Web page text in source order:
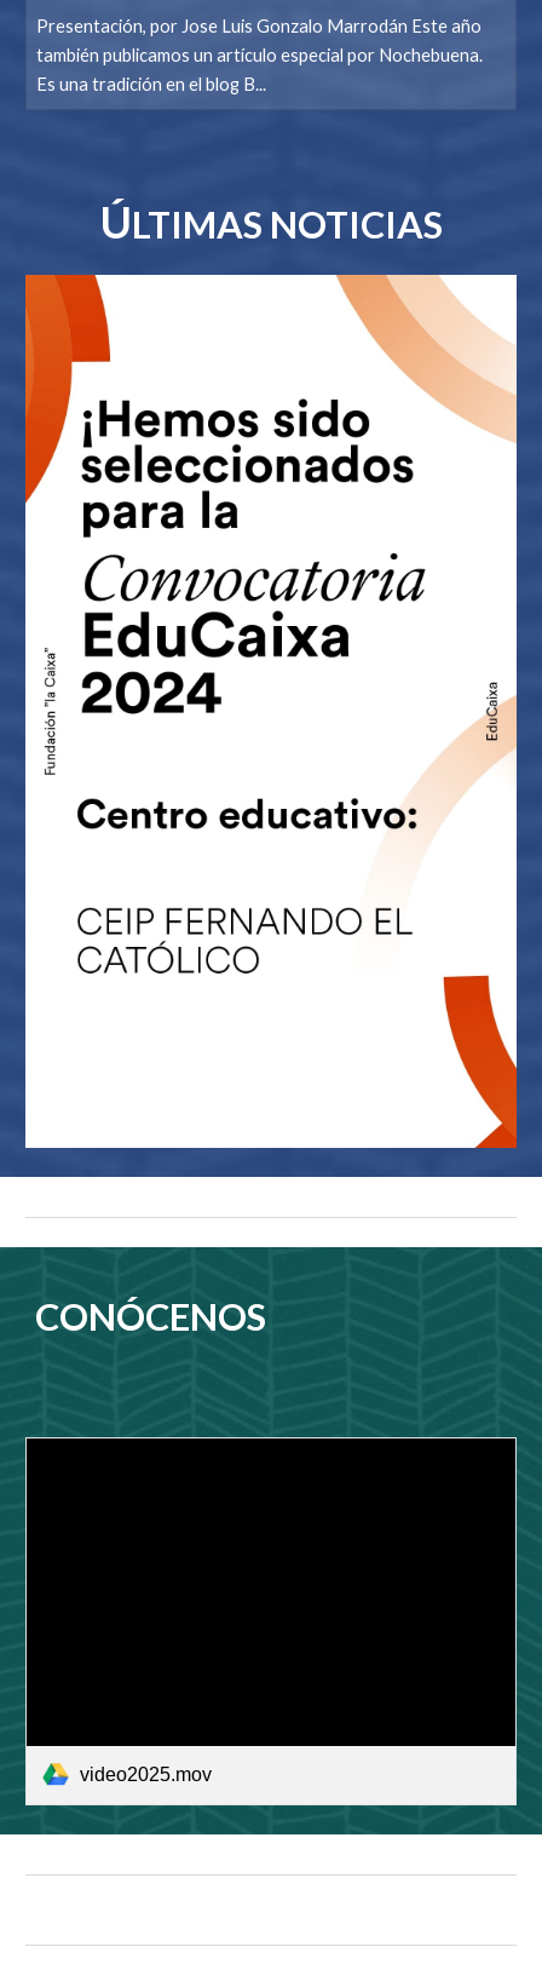
Presentación, por Jose Luis Gonzalo Marrodán Este año
también publicamos un artículo especial por Nochebuena.
Es una tradición en el blog B...
ÚLTIMAS NOTICIAS
CONÓCENOS
video2025.mov